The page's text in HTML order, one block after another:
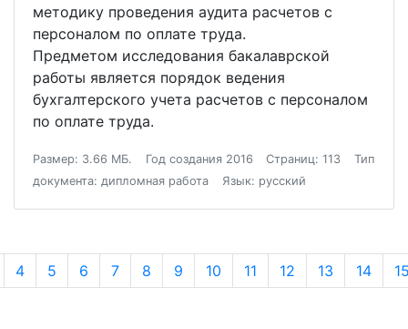
методику проведения аудита расчетов с
персоналом по оплате труда.
Предметом исследования бакалаврской
работы является порядок ведения
бухгалтерского учета расчетов с персоналом
по оплате труда.
Размер: 3.66 МБ. Год создания 2016 Страниц: 113
Тип
документа: дипломная работа
Язык: русский
4 5 6 7 8 9 10 11 12 13 14